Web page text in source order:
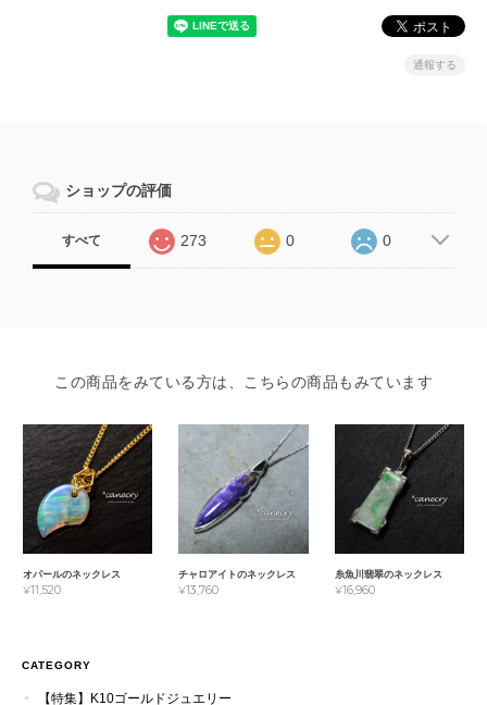
通報する
ショップの評価
すべて 273 0 0
この商品をみている方は、こちらの商品もみています
オパールのネックレス
¥11,520
チャロアイトのネックレス
¥13,760
糸魚川翡翠のネックレス
¥16,960
CATEGORY
【特集】K10ゴールドジュエリー